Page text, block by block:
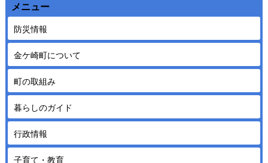
メニュー
防災情報
金ケ崎町について
町の取組み
暮らしのガイド
行政情報
子育て・教育